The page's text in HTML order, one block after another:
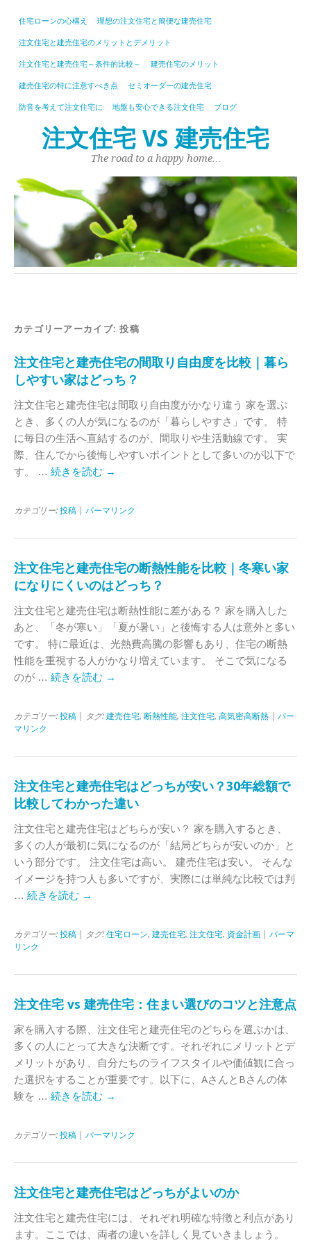
住宅ローンの心構え 理想の注文住宅と簡便な建売住宅
注文住宅と建売住宅のメリットとデメリット
注文住宅と建売住宅～条件的比較～ 建売住宅のメリット
建売住宅の特に注意すべき点 セミオーダーの建売住宅
防音を考えて注文住宅に 地盤も安心できる注文住宅 ブログ
注文住宅 VS 建売住宅
The road to a happy home…
カテゴリーアーカイブ:投稿
注文住宅と建売住宅の間取り自由度を比較｜暮ら
しやすい家はどっち？
注文住宅と建売住宅は間取り自由度がかなり違う 家を選ぶ
とき、多くの人が気になるのが「暮らしやすさ」です。 特
に毎日の生活へ直結するのが、間取りや生活動線です。 実
際、住んでから後悔しやすいポイントとして多いのが以下で
す。 … 続きを読む →
カテゴリー: 投稿 パーマリンク
注文住宅と建売住宅の断熱性能を比較｜冬寒い家
になりにくいのはどっち？
注文住宅と建売住宅は断熱性能に差がある？ 家を購入した
あと、「冬が寒い」「夏が暑い」と後悔する人は意外と多い
です。 特に最近は、光熱費高騰の影響もあり、住宅の断熱
性能を重視する人がかなり増えています。 そこで気になる
のが … 続きを読む →
カテゴリー: 投稿 | タグ: 建売住宅, 断熱性能, 注文住宅, 高気密高断熱
パー
マリンク
注文住宅と建売住宅はどっちが安い？30年総額で
比較してわかった違い
注文住宅と建売住宅はどちらが安い？ 家を購入するとき、
多くの人が最初に気になるのが「結局どちらが安いのか」と
いう部分です。 注文住宅は高い。 建売住宅は安い。 そんな
イメージを持つ人も多いですが、実際には単純な比較では判
… 続きを読む →
カテゴリー: 投稿 | タグ: 住宅ローン, 建売住宅, 注文住宅, 資金計画
パーマ
リンク
注文住宅 vs 建売住宅：住まい選びのコツと注意点
家を購入する際、注文住宅と建売住宅のどちらを選ぶかは、
多くの人にとって大きな決断です。それぞれにメリットとデ
メリットがあり、自分たちのライフスタイルや価値観に合っ
た選択をすることが重要です。以下に、AさんとBさんの体
験を … 続きを読む →
カテゴリー: 投稿 パーマリンク
注文住宅と建売住宅はどっちがよいのか
注文住宅と建売住宅には、それぞれ明確な特徴と利点があり
ます。ここでは、両者の違いを詳しく見ていきましょう。